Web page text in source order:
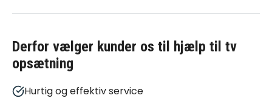
Derfor vælger kunder os til
hjælp til tv
opsætning
Hurtig og effektiv service